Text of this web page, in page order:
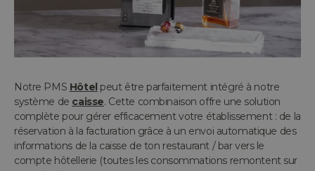
Notre PMS Hôtel peut être parfaitement intégré à notre
système de caisse. Cette combinaison offre une solution
complète pour gérer efficacement votre établissement : de la
réservation à la facturation grâce à un envoi automatique des
informations de la caisse de ton restaurant / bar vers le
compte hôtellerie (toutes les consommations remontent sur